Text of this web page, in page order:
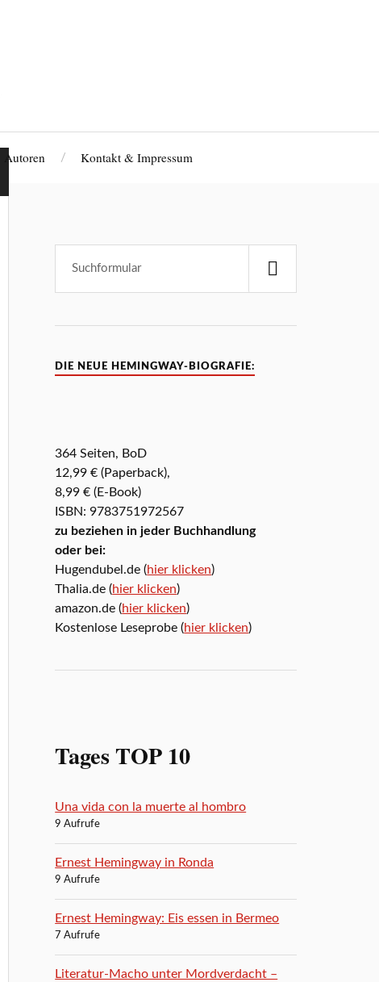
Autoren Kontakt & Impressum
DIE NEUE HEMINGWAY-BIOGRAFIE:
364 Seiten, BoD
12,99 € (Paperback),
8,99 € (E-Book)
ISBN: 9783751972567
zu beziehen in jeder Buchhandlung
oder bei:
Hugendubel.de (hier klicken)
Thalia.de (hier klicken)
amazon.de (hier klicken)
Kostenlose Leseprobe (hier klicken)
Tages TOP 10
Una vida con la muerte al hombro
9 Aufrufe
Ernest Hemingway in Ronda
9 Aufrufe
Ernest Hemingway: Eis essen in Bermeo
7 Aufrufe
Literatur-Macho unter Mordverdacht –